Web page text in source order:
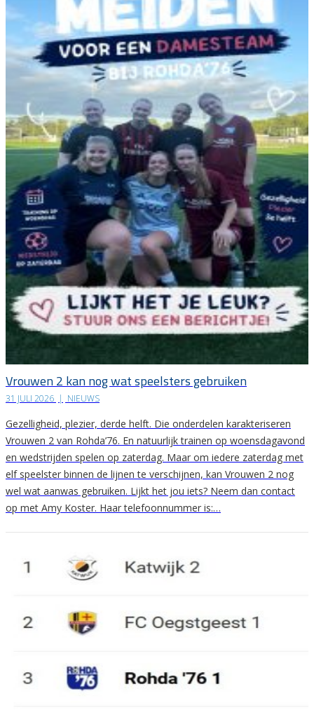
Vrouwen 2 kan nog wat speelsters gebruiken
31 JULI 2026 | NIEUWS
Gezelligheid, plezier, derde helft. Die onderdelen karakteriseren
Vrouwen 2 van Rohda’76. En natuurlijk trainen op woensdagavond
en wedstrijden spelen op zaterdag. Maar om iedere zaterdag met
elf speelster binnen de lijnen te verschijnen, kan Vrouwen 2 nog
wel wat aanwas gebruiken. Lijkt het jou iets? Neem dan contact
op met Amy Koster. Haar telefoonnummer is:…